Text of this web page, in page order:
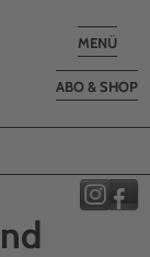
Toggle
MENÜ
ABO & SHOP